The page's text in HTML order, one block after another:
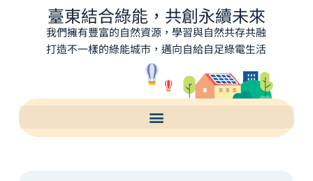
臺東結合綠能，共創永續未來
我們擁有豐富的自然資源，學習與自然共存共融
打造不一樣的綠能城市，邁向自給自足綠電生活